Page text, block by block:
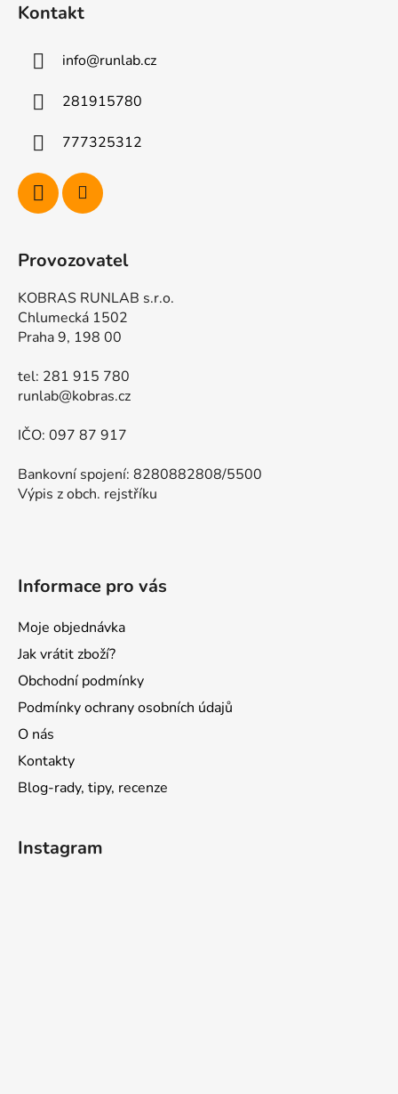
Kontakt
info@runlab.cz
281915780
777325312
Provozovatel
KOBRAS RUNLAB s.r.o.
Chlumecká 1502
Praha 9, 198 00
tel: 281 915 780
runlab@kobras.cz
IČO: 097 87 917
Bankovní spojení: 8280882808/5500
Výpis z obch. rejstříku
Informace pro vás
Moje objednávka
Jak vrátit zboží?
Obchodní podmínky
Podmínky ochrany osobních údajů
O nás
Kontakty
Blog-rady, tipy, recenze
Instagram